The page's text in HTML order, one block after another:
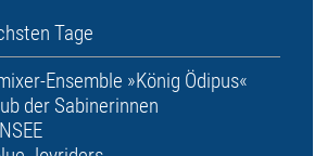
Tage
Ensemble »König Ödipus«
der Sabinerinnen